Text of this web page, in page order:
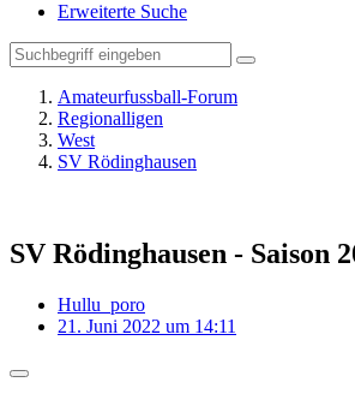
Erweiterte Suche
Amateurfussball-Forum
Regionalligen
West
SV Rödinghausen
SV Rödinghausen - Saison
Hullu_poro
21. Juni 2022 um 14:11